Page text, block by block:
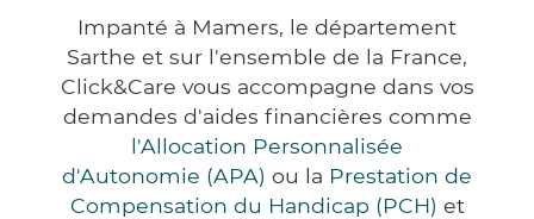
Impanté à Mamers, le département
Sarthe et sur l'ensemble de la France,
Click&Care vous accompagne dans vos
demandes d'aides financières comme
l'Allocation Personnalisée
d'Autonomie (APA) ou la Prestation de
Compensation du Handicap (PCH) et